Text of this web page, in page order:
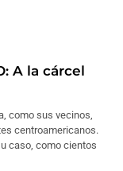
A la cárcel
como sus vecinos,
centroamericanos.
caso, como cientos